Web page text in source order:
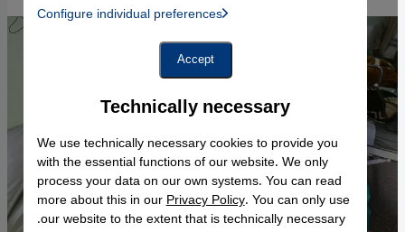
Technically necessary
We use technically necessary cookies to provide you
with the essential functions of our website. We only
process your data on our own systems. You can read
more about this in ourPrivacy Policy. You can only use
our website to the extent that is technically necessary.
Instagram Embed, Twitter Embed, Youtube Embed
Facebook Embed / Facebook Connect
Google Maps Embed
Configure individual preferences
Accept